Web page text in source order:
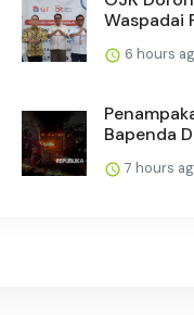
Waspadai
6 hours
Bapenda
7 hours